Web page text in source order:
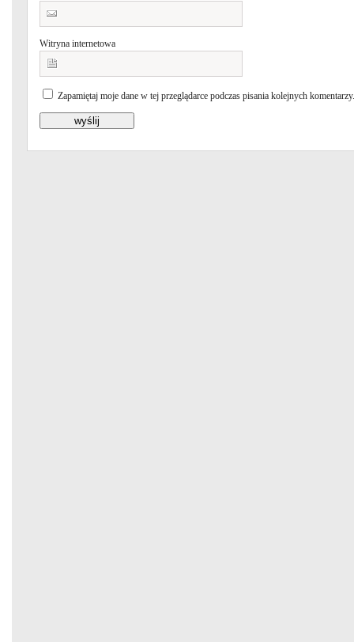
Witryna internetowa
Zapamiętaj moje dane w tej przeglądarce podczas pisania kolejnych komentarzy.